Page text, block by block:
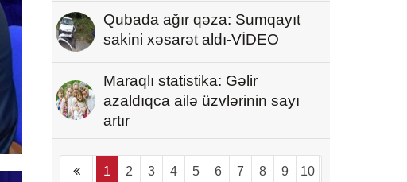
Qubada ağır qəza: Sumqayıt
sakini xəsarət aldı-VİDEO
Maraqlı statistika: Gəlir
azaldıqca ailə üzvlərinin sayı
artır
1 2 3 4 5 6 7 8 9 10